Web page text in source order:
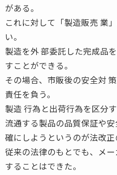
がある。
これに対して「製造販売 業
い。
製造を外 部委託した完成品
すことができる。
その場合、市販後の安全対
責任を負う。
製造 行為と出荷行為を区分
流通する製品の品質保証や
確にしようというのが法改正
従来の法律のもとでも、メ
することはできた。